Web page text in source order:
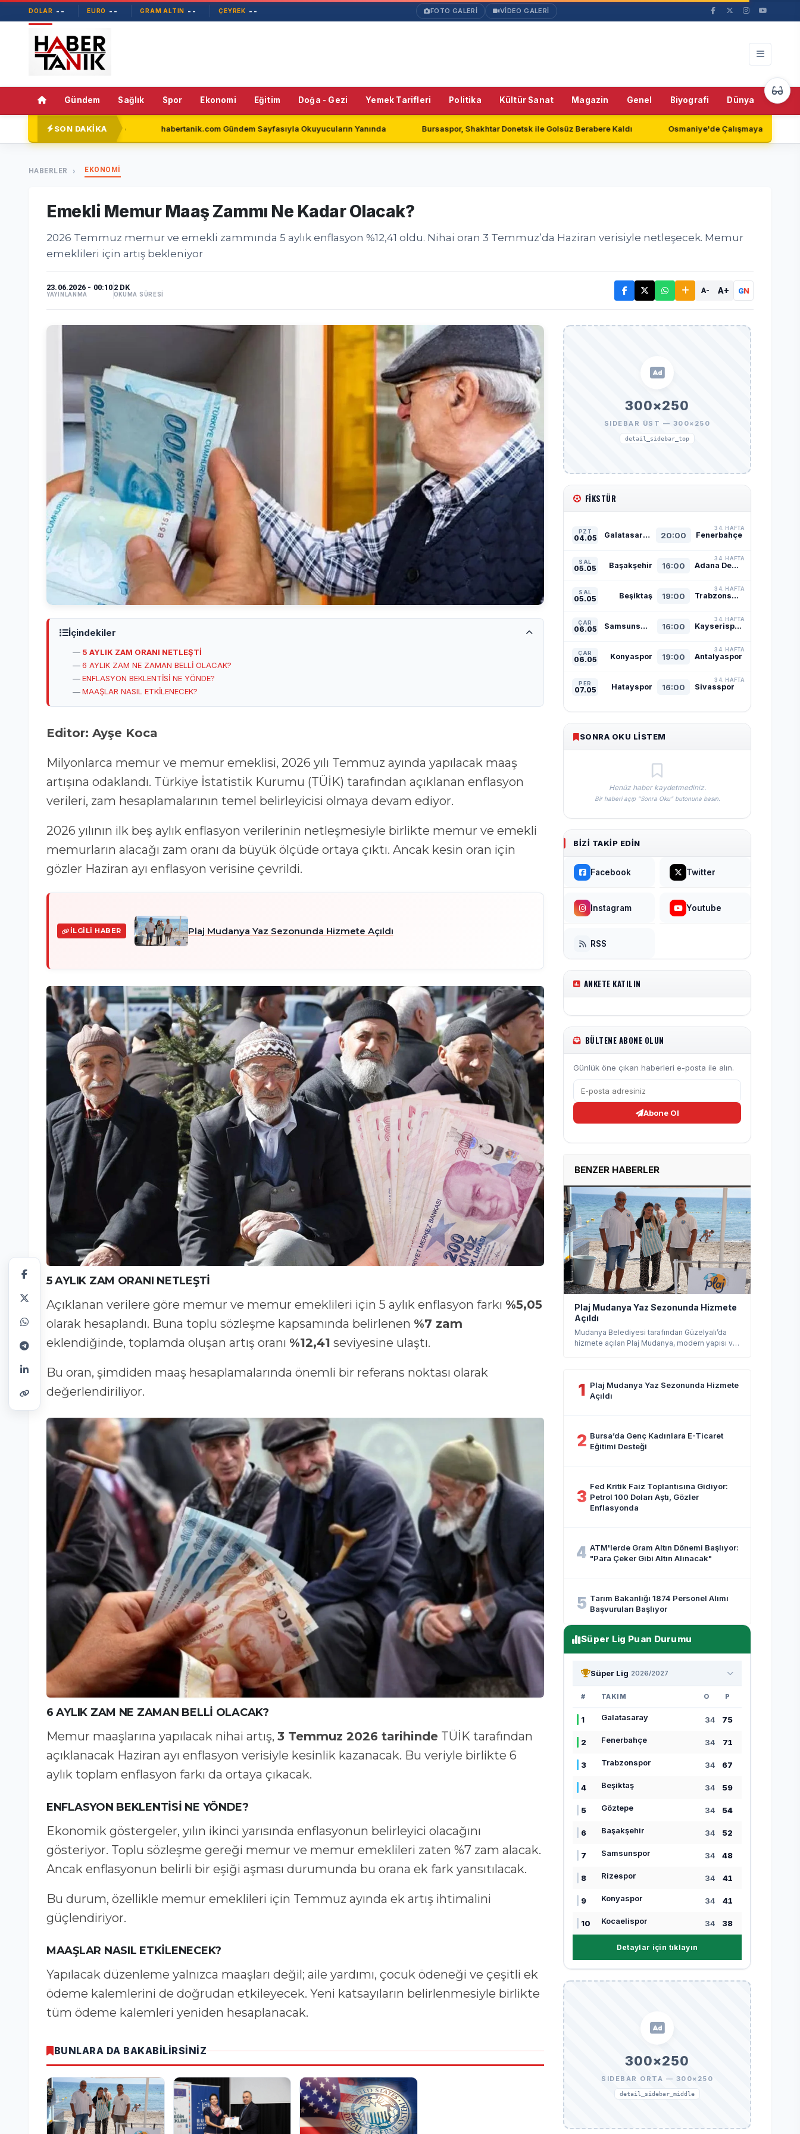
DOLAR -- EURO -- GRAM ALTIN -- ÇEYREK -- FOTO GALERİ VİDEO GALERİ
Gündem Sağlık Spor Ekonomi Eğitim Doğa - Gezi Yemek Tarifleri Politika Kültür Sanat Magazin Genel Biyografi Dünya
SON DAKİKA
habertanik.com Gündem Sayfasıyla Okuyucuların Yanında Bursaspor, Shakhtar Donetsk ile Golsüz Berabere Kaldı Osmaniye'de Çalışmayan Güvenlik Kameraları Endişe
HABERLER EKONOMİ
Emekli Memur Maaş Zammı Ne Kadar Olacak?
2026 Temmuz memur ve emekli zammında 5 aylık enflasyon %12,41 oldu. Nihai oran 3 Temmuz’da Haziran verisiyle netleşecek. Memur
emeklileri için artış bekleniyor
23.06.2026 - 00:10
YAYINLANMA
2 DK
OKUMA SÜRESİ A- A+ GN
İçindekiler
5 AYLIK ZAM ORANI NETLEŞTİ
6 AYLIK ZAM NE ZAMAN BELLİ OLACAK?
ENFLASYON BEKLENTİSİ NE YÖNDE?
MAAŞLAR NASIL ETKİLENECEK?
Editor: Ayşe Koca
Milyonlarca memur ve memur emeklisi, 2026 yılı Temmuz ayında yapılacak maaş
artışına odaklandı. Türkiye İstatistik Kurumu (TÜİK) tarafından açıklanan enflasyon
verileri, zam hesaplamalarının temel belirleyicisi olmaya devam ediyor.
2026 yılının ilk beş aylık enflasyon verilerinin netleşmesiyle birlikte memur ve emekli
memurların alacağı zam oranı da büyük ölçüde ortaya çıktı. Ancak kesin oran için
gözler Haziran ayı enflasyon verisine çevrildi.
İLGILI HABER Plaj Mudanya Yaz Sezonunda Hizmete Açıldı
5 AYLIK ZAM ORANI NETLEŞTİ
Açıklanan verilere göre memur ve memur emeklileri için 5 aylık enflasyon farkı %5,05
olarak hesaplandı. Buna toplu sözleşme kapsamında belirlenen %7 zam
eklendiğinde, toplamda oluşan artış oranı %12,41 seviyesine ulaştı.
Bu oran, şimdiden maaş hesaplamalarında önemli bir referans noktası olarak
değerlendiriliyor.
6 AYLIK ZAM NE ZAMAN BELLİ OLACAK?
Memur maaşlarına yapılacak nihai artış, 3 Temmuz 2026 tarihinde TÜİK tarafından
açıklanacak Haziran ayı enflasyon verisiyle kesinlik kazanacak. Bu veriyle birlikte 6
aylık toplam enflasyon farkı da ortaya çıkacak.
ENFLASYON BEKLENTİSİ NE YÖNDE?
Ekonomik göstergeler, yılın ikinci yarısında enflasyonun belirleyici olacağını
gösteriyor. Toplu sözleşme gereği memur ve memur emeklileri zaten %7 zam alacak.
Ancak enflasyonun belirli bir eşiği aşması durumunda bu orana ek fark yansıtılacak.
Bu durum, özellikle memur emeklileri için Temmuz ayında ek artış ihtimalini
güçlendiriyor.
MAAŞLAR NASIL ETKİLENECEK?
Yapılacak düzenleme yalnızca maaşları değil; aile yardımı, çocuk ödeneği ve çeşitli ek
ödeme kalemlerini de doğrudan etkileyecek. Yeni katsayıların belirlenmesiyle birlikte
tüm ödeme kalemleri yeniden hesaplanacak.
BUNLARA DA BAKABİLİRSİNİZ
300×250
SIDEBAR ÜST — 300×250
detail_sidebar_top
FIKSTÜR
PZT
04.05 Galatasaray 20:00 Fenerbahçe
34. HAFTA
SAL
05.05 Başakşehir 16:00 Adana Demirspor
34. HAFTA
SAL
05.05 Beşiktaş 19:00 Trabzonspor
34. HAFTA
ÇAR
06.05 Samsunspor 16:00 Kayserispor
34. HAFTA
ÇAR
06.05 Konyaspor 19:00 Antalyaspor
34. HAFTA
PER
07.05 Hatayspor 16:00 Sivasspor
34. HAFTA
SONRA OKU LISTEM
Henüz haber kaydetmediniz.
Bir haberi açıp "Sonra Oku" butonuna basın.
BIZI TAKIP EDIN
Facebook Twitter
Instagram Youtube
RSS
ANKETE KATILIN
BÜLTENE ABONE OLUN
Günlük öne çıkan haberleri e-posta ile alın.
Abone Ol
BENZER HABERLER
Plaj Mudanya Yaz Sezonunda Hizmete
Açıldı
Mudanya Belediyesi tarafından Güzelyalı’da
hizmete açılan Plaj Mudanya, modern yapısı ve
1 Plaj Mudanya Yaz Sezonunda Hizmete
Açıldı
2 Bursa’da Genç Kadınlara E-Ticaret
Eğitimi Desteği
3
Fed Kritik Faiz Toplantısına Gidiyor:
Petrol 100 Doları Aştı, Gözler
Enflasyonda
4 ATM'lerde Gram Altın Dönemi Başlıyor:
"Para Çeker Gibi Altın Alınacak"
5 Tarım Bakanlığı 1874 Personel Alımı
Başvuruları Başlıyor
Süper Lig Puan Durumu
Süper Lig 2026/2027
# TAKIM O P
1 Galatasaray 34 75
2 Fenerbahçe 34 71
3 Trabzonspor 34 67
4 Beşiktaş 34 59
5 Göztepe 34 54
6 Başakşehir 34 52
7 Samsunspor 34 48
8 Rizespor 34 41
9 Konyaspor 34 41
10 Kocaelispor 34 38
Detaylar için tıklayın
300×250
SIDEBAR ORTA — 300×250
detail_sidebar_middle